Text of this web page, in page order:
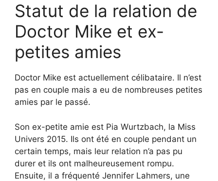
Statut de la relation de
Doctor Mike et ex-
petites amies
Doctor Mike est actuellement célibataire. Il n’est
pas en couple mais a eu de nombreuses petites
amies par le passé.
Son ex-petite amie est Pia Wurtzbach, la Miss
Univers 2015. Ils ont été en couple pendant un
certain temps, mais leur relation n’a pas pu
durer et ils ont malheureusement rompu.
Ensuite, il a fréquenté Jennifer Lahmers, une